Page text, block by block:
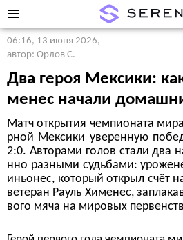
06:16, 13 июня 2026,
автор: Орлов С.
Два героя Мексики:
менес начали
Матч открытия чемпионата
рной Мексики уверенную
2:0. Авторами голов стали два
нно разными судьбами:
иньонес, который открыл счёт
ветеран Рауль Хименес,
вого мяча на мировых